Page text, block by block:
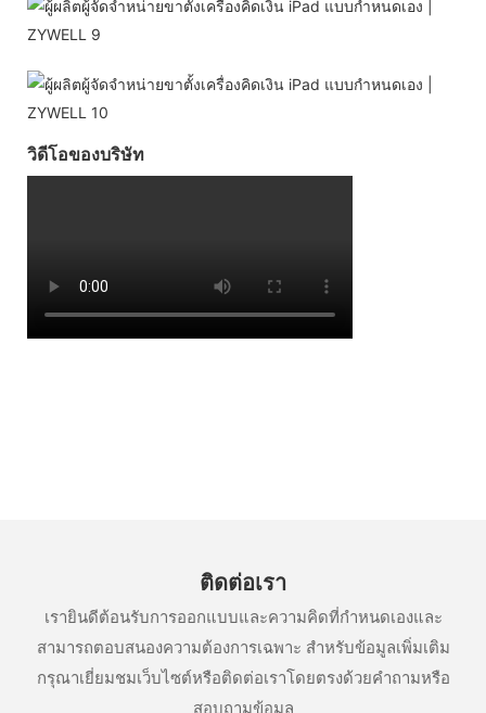
วิดีโอของบริษัท
ติดต่อเรา
เรายินดีต้อนรับการออกแบบและความคิดที่กำหนดเองและ
สามารถตอบสนองความต้องการเฉพาะ สำหรับข้อมูลเพิ่มเติม
กรุณาเยี่ยมชมเว็บไซต์หรือติดต่อเราโดยตรงด้วยคำถามหรือ
สอบถามข้อมูล